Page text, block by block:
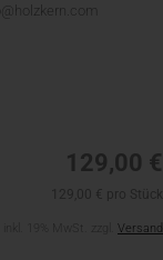
129,00 €
Versand